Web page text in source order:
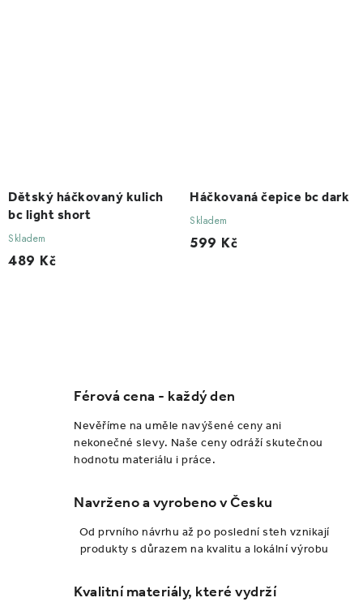
Dětský háčkovaný kulich
bc light short
Skladem
489 Kč
Háčkovaná čepice bc dark
Skladem
599 Kč
Férová cena - každý den
Nevěříme na uměle navýšené ceny ani
nekonečné slevy. Naše ceny odráží skutečnou
hodnotu materiálu i práce.
Navrženo a vyrobeno v Česku
Od prvního návrhu až po poslední steh vznikají
produkty s důrazem na kvalitu a lokální výrobu
Kvalitní materiály, které vydrží